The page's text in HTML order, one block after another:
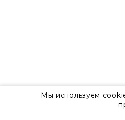
Мы используем